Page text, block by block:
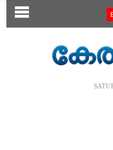
SECTIONS